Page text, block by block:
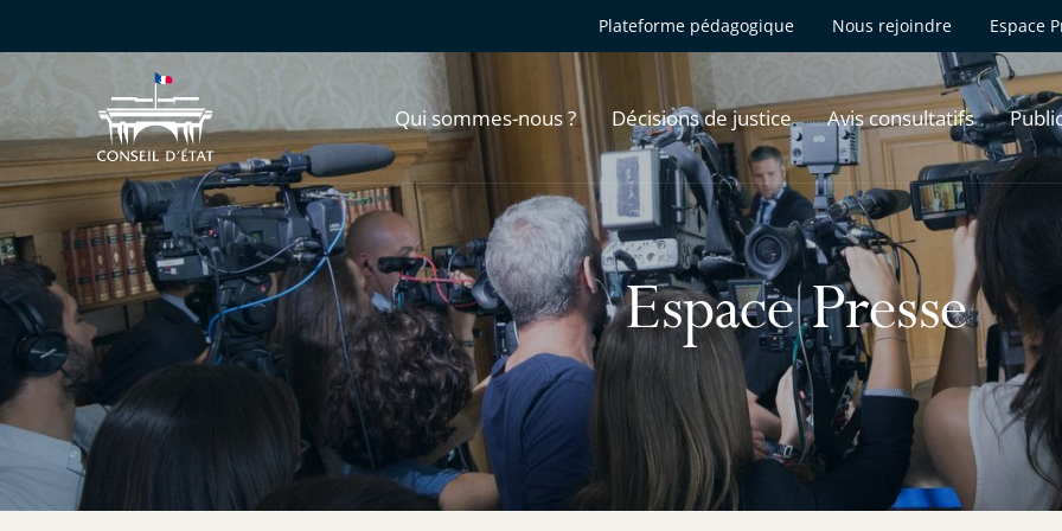
Plateforme pédagogique Nous rejoindre Espace
Qui sommes-nous ? Décisions de justice Avis consultatifs
Espace Presse